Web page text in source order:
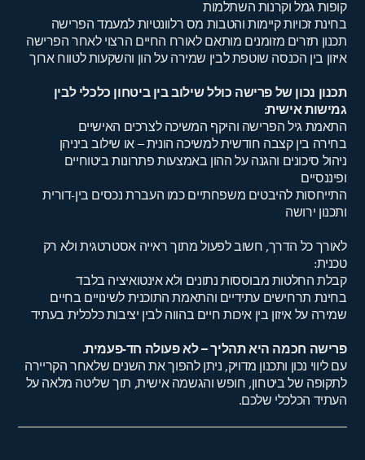
קופות גמל וקרנות השתלמות
בחינת זכויות קיימות והטבות מס רלוונטיות למעמד הפרישה
תכנון תזרים מזומנים מותאם לאורח החיים הרצוי לאחר הפרישה
איזון בין הכנסה שוטפת לבין שמירה על הון והשקעות לטווח ארוך
תכנון נכון של פרישה כולל שילוב בין ביטחון כלכלי לבין
גמישות אישית:
התאמת גיל הפרישה והיקף המשיכה לצרכים האישיים
בחירה בין קצבה חודשית למשיכה הונית – או שילוב ביניהן
ניהול סיכונים והגנה על ההון באמצעות פתרונות ביטוחיים
ופיננסיים
התייחסות להיבטים משפחתיים כמו העברת נכסים בין-דורית
ותכנון ירושה
לאורך כל הדרך, חשוב לפעול מתוך ראייה אסטרטגית ולא רק
טכנית:
קבלת החלטות מבוססות נתונים ולא אינטואיציה בלבד
בחינת תרחישים עתידיים והתאמת התוכנית לשינויים בחיים
שמירה על איזון בין איכות חיים בהווה לבין יציבות כלכלית בעתיד
פרישה חכמה היא תהליך – לא פעולה חד-פעמית.
עם ליווי נכון ותכנון מדויק, ניתן להפוך את השנים שלאחר הקריירה
לתקופה של ביטחון, חופש והגשמה אישית, תוך שליטה מלאה על
העתיד הכלכלי שלכם.